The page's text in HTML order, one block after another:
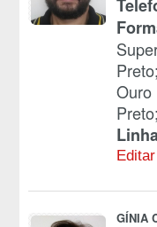
GÍNIA